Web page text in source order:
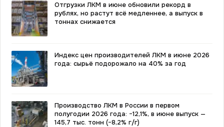
Отгрузки ЛКМ в июне обновили рекорд в
рублях, но растут всё медленнее, а выпуск в
тоннах снижается
Индекс цен производителей ЛКМ в июне 2026
года: сырьё подорожало на 40% за год
Производство ЛКМ в России в первом
полугодии 2026 года: −12,1%, в июне выпуск —
145,7 тыс. тонн (−8,2% г/г)